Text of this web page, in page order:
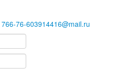
766-76-603914416@mail.ru